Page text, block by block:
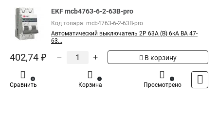
выключатель 1P 4А (В) 4,5kA ВА
47-63 PROxima mcb4763-1-04B-
289,78 ₽
Показать больше
EKF mcb4763-6-2-63B-pro
Код товара: mcb4763-6-2-63B-pro
Автоматический выключатель 2P 63А (B) 6кА ВА 47-
63...
402,74 ₽ – + В корзину
Сравнить
0
Корзина
0
Просмотрено
1